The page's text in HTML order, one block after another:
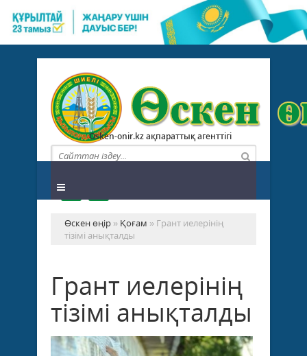
Osken-onir.kz ақпараттық агенттігі
Өскен өңір » Қоғам » Грант иелерінің
тізімі анықталды
Грант иелерінің
тізімі анықталды